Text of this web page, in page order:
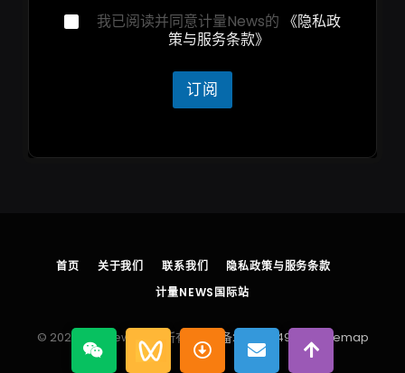
私
声
邮
箱
邮
隐
我已阅读并同意计量News的 《隐私政
策与服务条款》
订阅
首页 关于我们 联系我们
隐私政策与服务条款
计量NEWS国际站
© 2026 计量News 版权所有 浙ICP备2025204930号 sitemap